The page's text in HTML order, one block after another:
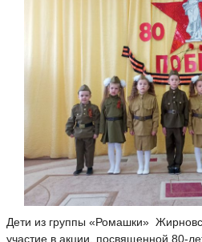
Дети из группы «Ромашки»
участие в акции, посвященной 80-